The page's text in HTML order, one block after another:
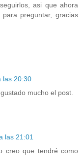
asi que ahora
preguntar, gracias
las 20:30
mucho el post.
las 21:01
creo que tendré como